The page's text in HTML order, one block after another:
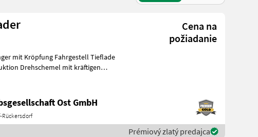
Cena na
požiadanie
Drehschemel mit kräftigen
Ost GmbH
Rückersdorf
Prémiový zlatý predajca